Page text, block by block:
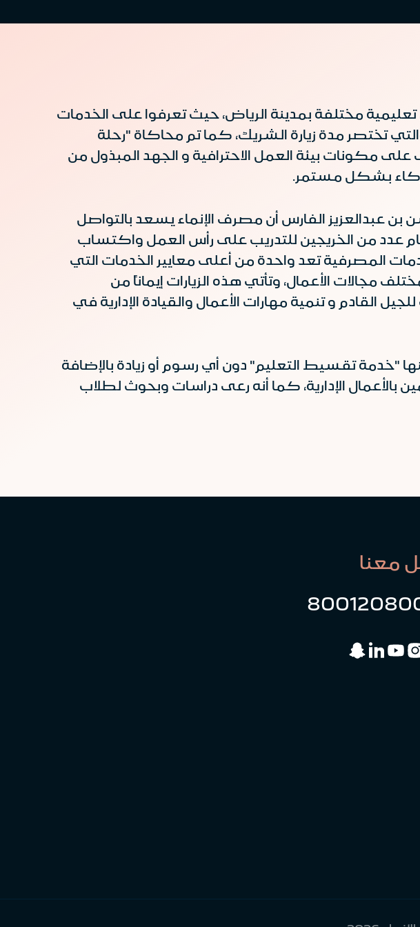
مختلفة بمدينة الرياض، حيث تعرفوا على الخدمات
تختصر مدة زيارة الشريك، كما تم محاكاة "رحلة
مكونات بيئة العمل الاحترافية و الجهد المبذول من
بشكل مستمر.
بن عبدالعزيز الفارس أن مصرف الإنماء يسعد بالتواصل
عدد من الخريجين للتدريب على رأس العمل واكتساب
المصرفية تعد واحدة من أعلى معايير الخدمات التي
الأعمال، وتأتي هذه الزيارات إيماناً من
القادم و تنمية مهارات الأعمال والقيادة الإدارية في
"خدمة تقسيط التعليم" دون أي رسوم أو زيادة بالإضافة
الإدارية، كما أنه رعى دراسات وبحوث لطلاب
معنا